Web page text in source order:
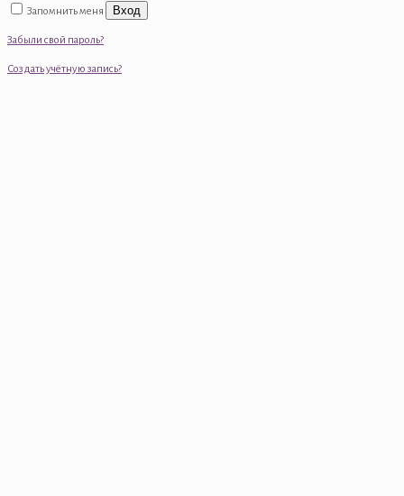
Запомнить меня Вход
Забыли свой пароль?
Создать учётную запись?